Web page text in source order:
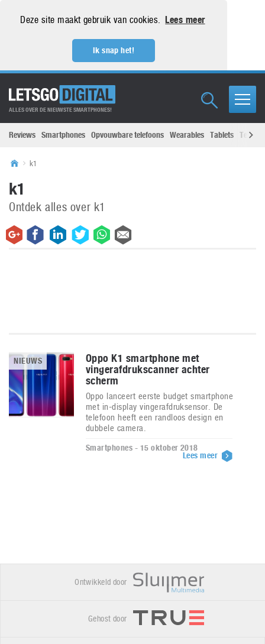
Deze site maakt gebruik van cookies. Lees meer
Ik snap het!
ALLES OVER DE NIEUWSTE SMARTPHONES!
Reviews Smartphones Opvouwbare telefoons Wearables Tablets
k1
k1
Ontdek alles over k1
NIEUWS
Oppo K1 smartphone met
vingerafdrukscanner achter
scherm
Oppo lanceert eerste budget smartphone
met in-display vingerafdruksensor. De
telefoon heeft een randloos design en
dubbele camera.
Smartphones - 15 oktober 2018
Lees meer
Ontwikkeld door
Gehost door